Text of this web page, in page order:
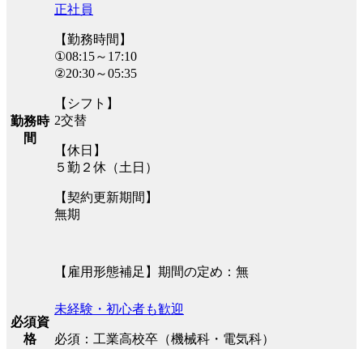
勤務時
間
正社員
【勤務時間】
①08:15～17:10
②20:30～05:35
【シフト】
2交替
【休日】
５勤２休（土日）
【契約更新期間】
無期
【雇用形態補足】期間の定め：無
必須資
格
未経験・初心者も歓迎
必須：工業高校卒（機械科・電気科）